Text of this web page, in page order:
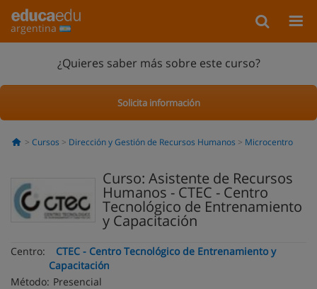
argentina
¿Quieres saber más sobre este curso?
Solicita información
Cursos Dirección y Gestión de Recursos Humanos Microcentro
Curso: Asistente de Recursos
Humanos - CTEC - Centro
Tecnológico de Entrenamiento
y Capacitación
Centro:
CTEC - Centro Tecnológico de Entrenamiento y
Capacitación
Método: Presencial